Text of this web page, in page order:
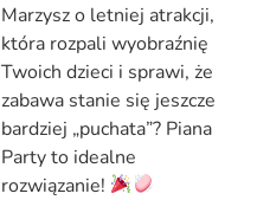
Marzysz o letniej atrakcji,
która rozpali wyobraźnię
Twoich dzieci i sprawi, że
zabawa stanie się jeszcze
bardziej „puchata”? Piana
Party to idealne
rozwiązanie!